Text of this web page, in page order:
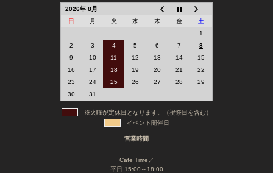
2026年 8月
日
月 火 水 木 金
土
1
2
3 4 5 6 7
8
9
10 11 12 13 14
15
16
17 18 19 20 21
22
23
24 25 26 27 28
29
30
31
※火曜が定休日となります。（祝祭日を含む）
イベント開催日
営業時間
Cafe Time／
平日 15:00～18:00